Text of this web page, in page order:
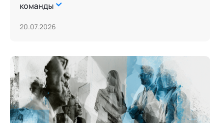
команды
20.07.2026